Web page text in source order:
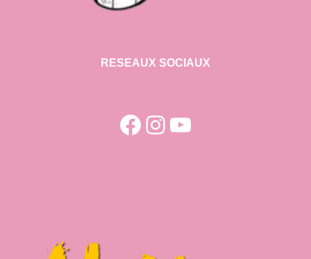
RESEAUX SOCIAUX
Facebook
Instagram
YouTube